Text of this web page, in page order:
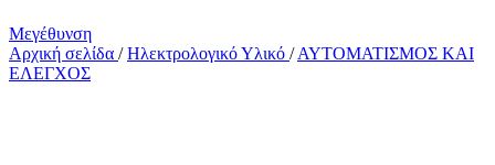
Μεγέθυνση
Αρχική σελίδα / Ηλεκτρολογικό Υλικό / ΑΥΤΟΜΑΤΙΣΜΟΣ ΚΑΙ
ΕΛΕΓΧΟΣ